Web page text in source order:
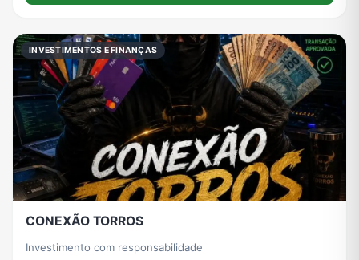
INVESTIMENTOS E FINANÇAS
CONEXÃO TORROS
Investimento com responsabilidade